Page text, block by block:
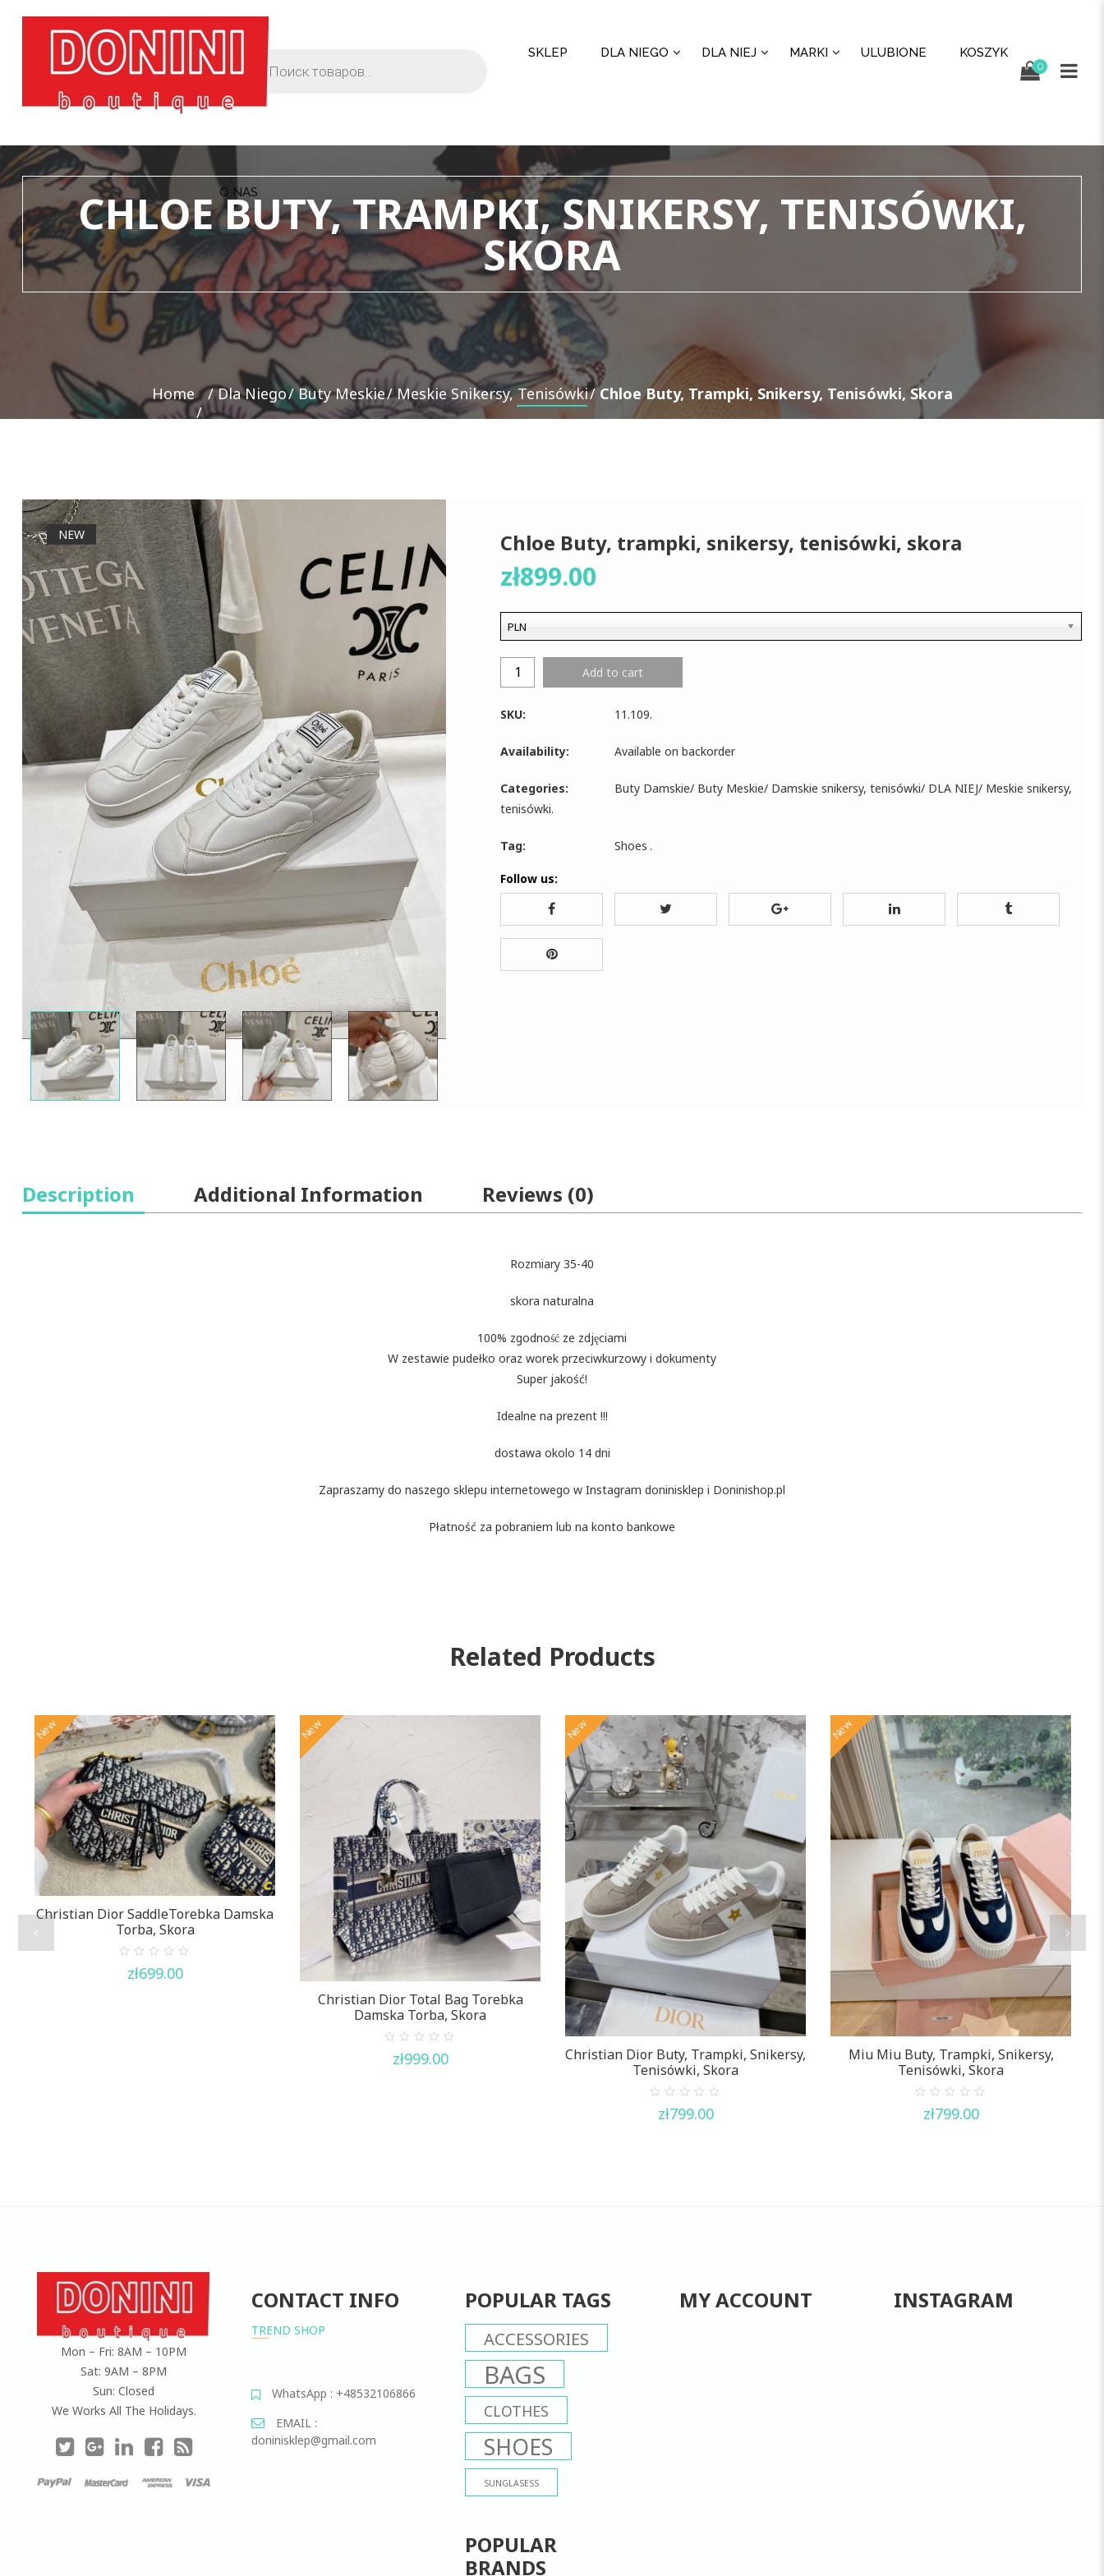
SKLEP DLA NIEGO DLA NIEJ MARKI ULUBIONE KOSZYK
O NAS
0
CHLOE BUTY, TRAMPKI, SNIKERSY, TENISÓWKI,
SKORA
Home Dla Niego Buty Meskie Meskie Snikersy, Tenisówki Chloe Buty, Trampki, Snikersy, Tenisówki, Skora
NEW Chloe Buty, trampki, snikersy, tenisówki, skora
zł899.00
PLN
Add to cart
SKU: 11.109.
Availability: Available on backorder
Categories: Buty Damskie/ Buty Meskie/ Damskie snikersy, tenisówki/ DLA NIEJ/ Meskie snikersy,
tenisówki.
Tag: Shoes .
Follow us:
Description Additional Information Reviews (0)
Rozmiary 35-40
skora naturalna
100% zgodność ze zdjęciami
W zestawie pudełko oraz worek przeciwkurzowy i dokumenty
Super jakość!
Idealne na prezent !!!
dostawa okolo 14 dni
Zapraszamy do naszego sklepu internetowego w Instagram doninisklep i Doninishop.pl
Płatność za pobraniem lub na konto bankowe
Related Products
New
Christian Dior SaddleTorebka Damska
Torba, Skora
out
zł699.00
New
Christian Dior Total Bag Torebka
Damska Torba, Skora
out
zł999.00
New
Christian Dior Buty, Trampki, Snikersy,
Tenisówki, Skora
out
zł799.00
New
Miu Miu Buty, Trampki, Snikersy,
Tenisówki, Skora
out
zł799.00
Mon – Fri: 8AM – 10PM
Sat: 9AM – 8PM
Sun: Closed
We Works All The Holidays.
CONTACT INFO
TREND SHOP
WhatsApp : +48532106866
EMAIL :
doninisklep@gmail.com
POPULAR TAGS
ACCESSORIES
BAGS
CLOTHES
SHOES
SUNGLASESS
POPULAR
BRANDS
MY ACCOUNT INSTAGRAM